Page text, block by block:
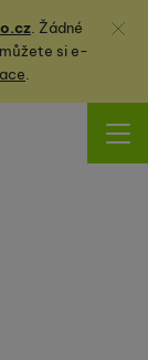
. Žádné
sie-
.
Zavřít